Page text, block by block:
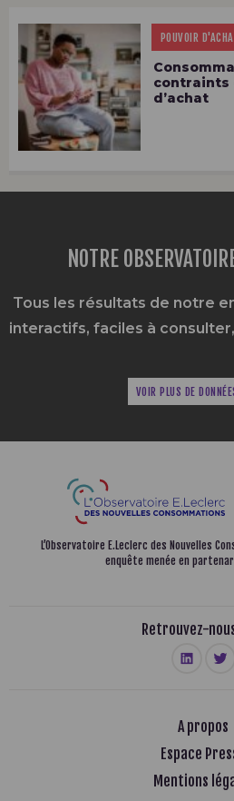
POUVOIR
contraints
d’achat
NOTRE
Tous les résultats de notre
interactifs, faciles à
VOIR PLUS DE
L’Observatoire E.Leclerc des Nouvelles
enquête menée en
Retrouvez-
A propos
Espace
Mentions